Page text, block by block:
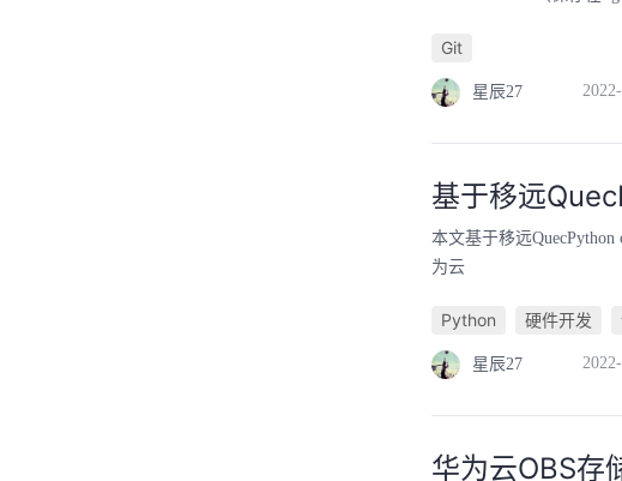
Git
星辰27
基于移远
本文基于移远
为云
Python 硬件开发
星辰27
华为云OBS存